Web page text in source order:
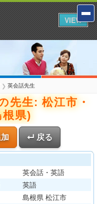
❯ 英会話先生
先生: 松江市・
県)
↵ 戻る
英会話・英語
英語
島根県 松江市
VIEW